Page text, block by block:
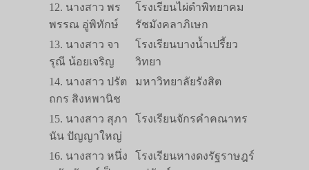
12. นางสาว พร
พรรณ อู่พิทักษ์
โรงเรียนไผ่ดำพิทยาคม
รัชมังคลาภิเษก
13. นางสาว จา
รุณี น้อยเจริญ
โรงเรียนบางน้ำเปรี้ยว
วิทยา
14. นางสาว ปรัต
ถกร สิงหพานิช
มหาวิทยาลัยรังสิต
15. นางสาว สุภา
นัน ปัญญาใหญ่
โรงเรียนจักรคำคณาทร
16. นางสาว หนึ่ง
โรงเรียนหางดงรัฐราษฎร์